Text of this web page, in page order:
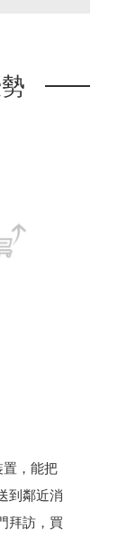
置，能把
到鄰近消
拜訪，買